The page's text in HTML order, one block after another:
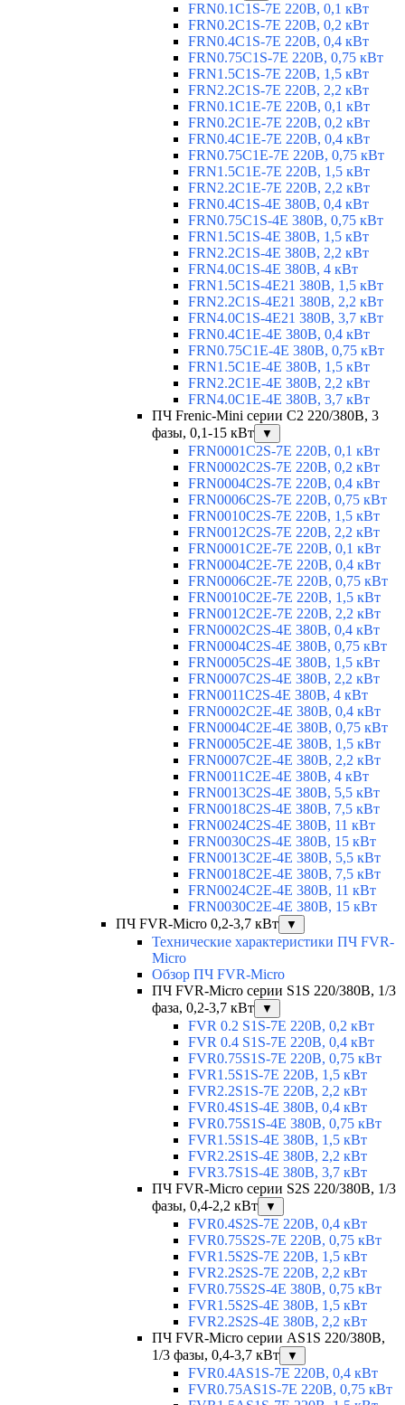
FRN0.1C1S-7E 220В, 0,1 кВт
FRN0.2C1S-7E 220В, 0,2 кВт
FRN0.4C1S-7E 220В, 0,4 кВт
FRN0.75C1S-7E 220В, 0,75 кВт
FRN1.5C1S-7E 220В, 1,5 кВт
FRN2.2C1S-7E 220В, 2,2 кВт
FRN0.1C1E-7E 220В, 0,1 кВт
FRN0.2C1E-7E 220В, 0,2 кВт
FRN0.4C1E-7E 220В, 0,4 кВт
FRN0.75C1E-7E 220В, 0,75 кВт
FRN1.5C1E-7E 220В, 1,5 кВт
FRN2.2C1E-7E 220В, 2,2 кВт
FRN0.4C1S-4E 380В, 0,4 кВт
FRN0.75C1S-4E 380В, 0,75 кВт
FRN1.5C1S-4E 380В, 1,5 кВт
FRN2.2C1S-4E 380В, 2,2 кВт
FRN4.0C1S-4E 380В, 4 кВт
FRN1.5C1S-4E21 380В, 1,5 кВт
FRN2.2C1S-4E21 380В, 2,2 кВт
FRN4.0C1S-4E21 380В, 3,7 кВт
FRN0.4C1E-4E 380В, 0,4 кВт
FRN0.75C1E-4E 380В, 0,75 кВт
FRN1.5C1E-4E 380В, 1,5 кВт
FRN2.2C1E-4E 380В, 2,2 кВт
FRN4.0C1E-4E 380В, 3,7 кВт
ПЧ Frenic-Mini серии С2 220/380В, 3
фазы, 0,1-15 кВт
▼
FRN0001C2S-7E 220В, 0,1 кВт
FRN0002C2S-7E 220В, 0,2 кВт
FRN0004C2S-7E 220В, 0,4 кВт
FRN0006C2S-7E 220В, 0,75 кВт
FRN0010C2S-7E 220В, 1,5 кВт
FRN0012C2S-7E 220В, 2,2 кВт
FRN0001C2E-7E 220В, 0,1 кВт
FRN0004C2E-7E 220В, 0,4 кВт
FRN0006C2E-7E 220В, 0,75 кВт
FRN0010C2E-7E 220В, 1,5 кВт
FRN0012C2E-7E 220В, 2,2 кВт
FRN0002C2S-4E 380В, 0,4 кВт
FRN0004C2S-4E 380В, 0,75 кВт
FRN0005C2S-4E 380В, 1,5 кВт
FRN0007C2S-4E 380В, 2,2 кВт
FRN0011C2S-4E 380В, 4 кВт
FRN0002C2E-4E 380В, 0,4 кВт
FRN0004C2E-4E 380В, 0,75 кВт
FRN0005C2E-4E 380В, 1,5 кВт
FRN0007C2E-4E 380В, 2,2 кВт
FRN0011C2E-4E 380В, 4 кВт
FRN0013C2S-4E 380В, 5,5 кВт
FRN0018C2S-4E 380В, 7,5 кВт
FRN0024C2S-4E 380В, 11 кВт
FRN0030C2S-4E 380В, 15 кВт
FRN0013C2E-4E 380В, 5,5 кВт
FRN0018C2E-4E 380В, 7,5 кВт
FRN0024C2E-4E 380В, 11 кВт
FRN0030C2E-4E 380В, 15 кВт
ПЧ FVR-Micro 0,2-3,7 кВт
▼
Технические характеристики ПЧ FVR-
Micro
Обзор ПЧ FVR-Micro
ПЧ FVR-Micro серии S1S 220/380В, 1/3
фаза, 0,2-3,7 кВт
▼
FVR 0.2 S1S-7E 220В, 0,2 кВт
FVR 0.4 S1S-7E 220В, 0,4 кВт
FVR0.75S1S-7E 220В, 0,75 кВт
FVR1.5S1S-7E 220В, 1,5 кВт
FVR2.2S1S-7E 220В, 2,2 кВт
FVR0.4S1S-4E 380В, 0,4 кВт
FVR0.75S1S-4E 380В, 0,75 кВт
FVR1.5S1S-4E 380В, 1,5 кВт
FVR2.2S1S-4E 380В, 2,2 кВт
FVR3.7S1S-4E 380В, 3,7 кВт
ПЧ FVR-Micro серии S2S 220/380В, 1/3
фазы, 0,4-2,2 кВт
▼
FVR0.4S2S-7E 220В, 0,4 кВт
FVR0.75S2S-7E 220В, 0,75 кВт
FVR1.5S2S-7E 220В, 1,5 кВт
FVR2.2S2S-7E 220В, 2,2 кВт
FVR0.75S2S-4E 380В, 0,75 кВт
FVR1.5S2S-4E 380В, 1,5 кВт
FVR2.2S2S-4E 380В, 2,2 кВт
ПЧ FVR-Micro серии AS1S 220/380В,
1/3 фазы, 0,4-3,7 кВт
▼
FVR0.4AS1S-7E 220В, 0,4 кВт
FVR0.75AS1S-7E 220В, 0,75 кВт